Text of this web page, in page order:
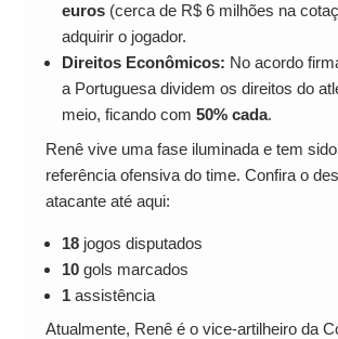
euros(cerca de R$ 6 milhões na
adquirir o jogador.
Direitos Econômicos: No acordo
a Portuguesa dividem os direitos do
meio, ficando com 50% cada.
Renê vive uma fase iluminada e tem
referência ofensiva do time. Confira o
atacante até aqui:
18jogos disputados
10gols marcados
1assistência
Atualmente, Renê é o vice-artilheiro da